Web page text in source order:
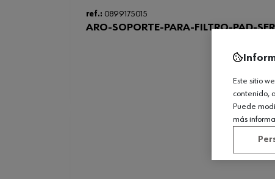
ref.: 0899175015
ARO-SOPORTE-PARA-FILTRO-PAD-
Este sitio
contenido,
Puede
más